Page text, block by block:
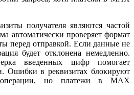
получателя являются частой
автоматически проверяет формат
перед отправкой. Если данные не
будет отклонена немедленно.
введенных цифр помогает
Ошибки в реквизитах блокируют
операции, но платежи в MAX